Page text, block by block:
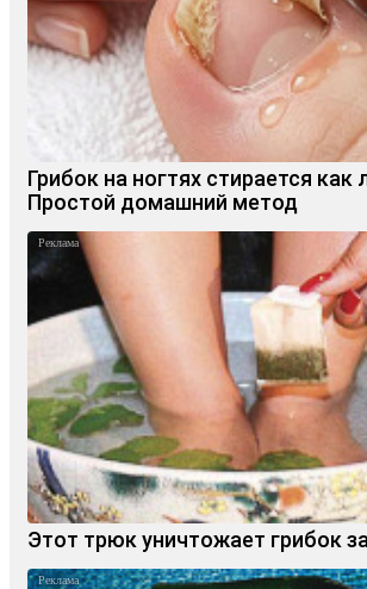
Грибок на ногтях стирается как
Простой домашний метод
Этот трюк уничтожает грибок